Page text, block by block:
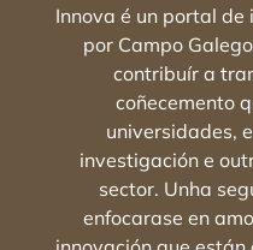
Innova é un portal
por Campo
contribuír a
coñecemento
universidades,
investigación e
sector. Unha
enfocarase en